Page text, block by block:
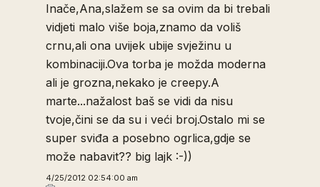
Inače,Ana,slažem se sa ovim da bi trebali
vidjeti malo više boja,znamo da voliš
crnu,ali ona uvijek ubije svježinu u
kombinaciji.Ova torba je možda moderna
ali je grozna,nekako je creepy.A
marte...nažalost baš se vidi da nisu
tvoje,čini se da su i veći broj.Ostalo mi se
super sviđa a posebno ogrlica,gdje se
može nabavit?? big lajk :-))
4/25/2012 02:54:00 am